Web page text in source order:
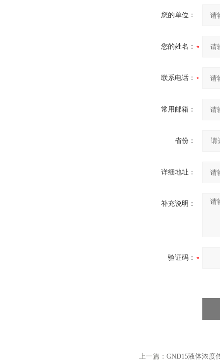
您的单位：
您的姓名：
联系电话：
常用邮箱：
省份：
详细地址：
补充说明：
验证码：
上一篇： GND15液体浓度